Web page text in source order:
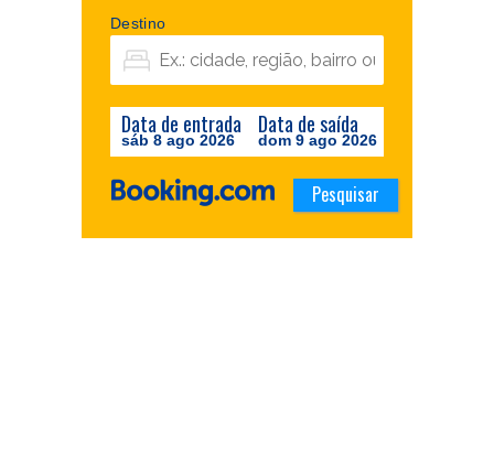
Destino
Data de entrada
sáb 8 ago 2026
Data de saída
dom 9 ago 2026